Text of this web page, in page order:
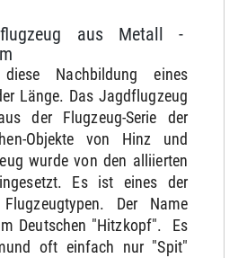
aus Metall -
Nachbildung eines
Länge. Das Jagdflugzeug
der Flugzeug-Serie der
Objekte von Hinz und
wurde von den alliierten
Es ist eines der
Der Name
Deutschen "Hitzkopf". Es
oft einfach nur "Spit"